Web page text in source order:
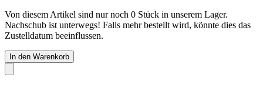
Von diesem Artikel sind nur noch 0 Stück in unserem Lager.
Nachschub ist unterwegs! Falls mehr bestellt wird, könnte dies das
Zustelldatum beeinflussen.
In den Warenkorb